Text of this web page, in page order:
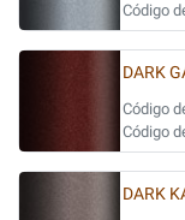
Código
DARK
Código
Código
DARK